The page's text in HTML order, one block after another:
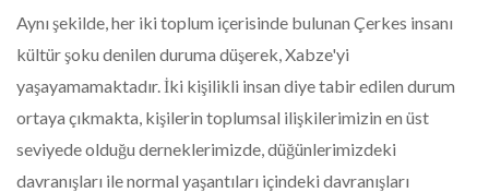
Aynı şekilde, her iki toplum içerisinde bulunan Çerkes insanı
kültür şoku denilen duruma düşerek, Xabze'yi
yaşayamamaktadır. İki kişilikli insan diye tabir edilen durum
ortaya çıkmakta, kişilerin toplumsal ilişkilerimizin en üst
seviyede olduğu derneklerimizde, düğünlerimizdeki
davranışları ile normal yaşantıları içindeki davranışları